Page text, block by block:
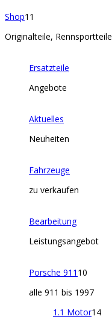
Shop11
Originalteile, Rennsportteile
Ersatzteile
Angebote
Aktuelles
Neuheiten
Fahrzeuge
zu verkaufen
Bearbeitung
Leistungsangebot
Porsche 911 10
alle 911 bis 1997
1.1 Motor14